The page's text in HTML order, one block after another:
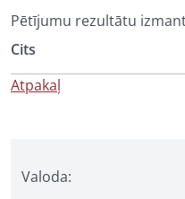
Valoda:
Pētījumu rezultātu
Cits
Atpakaļ